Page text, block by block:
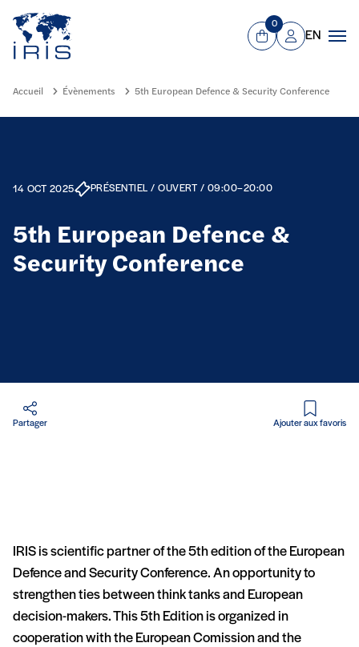
Aller au contenu principal
Panier
0
Mon compte
EN
Accueil Évènements 5th European Defence & Security Conference
14 OCT 2025 PRÉSENTIEL / OUVERT / 09:00–20:00
5th European Defence &
Security Conference
Partager Ajouter aux favoris
en PDF
IRIS is scientific partner of the 5th edition of the European
Defence and Security Conference. An opportunity to
strengthen ties between think tanks and European
decision-makers. This 5th Edition is organized in
cooperation with the European Comission and the